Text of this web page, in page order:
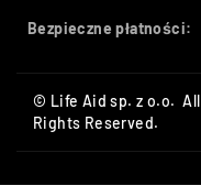
Bezpieczne płatności:
© Life Aid sp. z o.o. All
Rights Reserved.